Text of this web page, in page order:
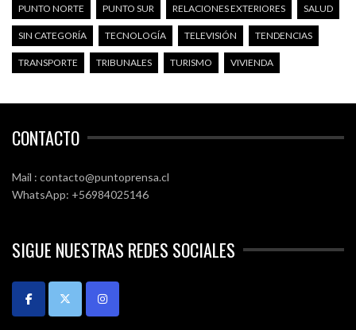
PUNTO NORTE PUNTO SUR RELACIONES EXTERIORES SALUD
SIN CATEGORÍA TECNOLOGÍA TELEVISIÓN TENDENCIAS
TRANSPORTE TRIBUNALES TURISMO VIVIENDA
CONTACTO
Mail : contacto@puntoprensa.cl
WhatsApp: +56984025146
SIGUE NUESTRAS REDES SOCIALES